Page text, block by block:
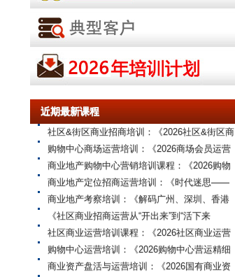
近期最新课程
社区&街区商业招商培训：《2026社区&街区商
购物中心商场运营培训：《2026商场会员运营
商业地产购物中心营销培训课程：《2026购物
商业地产定位招商运营培训：《时代迷思——
商业地产考察培训：《解码广州、深圳、香港
《社区商业招商运营从“开出来”到“活下来
社区商业运营培训课程：《2026社区商业运营
购物中心运营培训：《2026购物中心营运精细
商业资产盘活与运营培训：《2026国有商业资